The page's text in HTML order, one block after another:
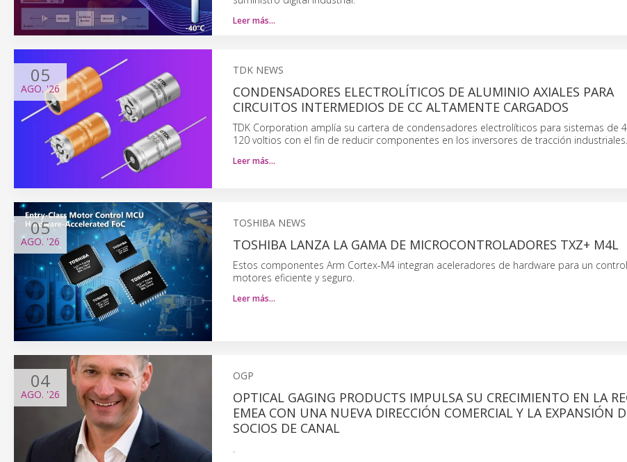
Leer más…
05
AGO.'26
TDK NEWS
CONDENSADORES ELECTROLÍTICOS DE ALUMINIO AXIALES PARA
CIRCUITOS INTERMEDIOS DE CC ALTAMENTE CARGADOS
TDK Corporation amplía su cartera de condensadores electrolíticos para sistemas de
120 voltios con el fin de reducir componentes en los inversores de tracción industriales.
Leer más…
05
AGO. '26
TOSHIBA NEWS
TOSHIBA LANZA LA GAMA DE MICROCONTROLADORES TXZ+ M4L
Estos componentes Arm Cortex-M4 integran aceleradores de hardware para un
motores eficiente y seguro.
Leer más…
04
AGO. '26
OGP
OPTICAL GAGING PRODUCTS IMPULSA SU CRECIMIENTO EN LA
EMEA CON UNA NUEVA DIRECCIÓN COMERCIAL Y LA EXPANSIÓN
SOCIOS DE CANAL
.